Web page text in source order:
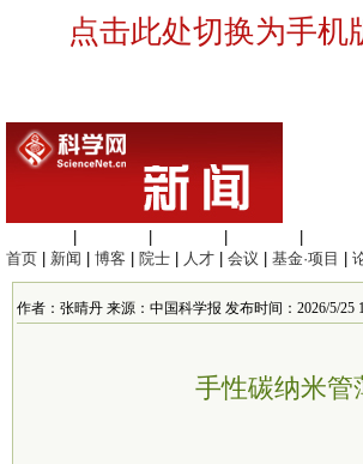
点击此处切换为手机
首页
新闻 博客 院士 人才 会议 基金·项目
作者：张晴丹 来源：中国科学报 发布时间：2026/5/25
手性碳纳米管